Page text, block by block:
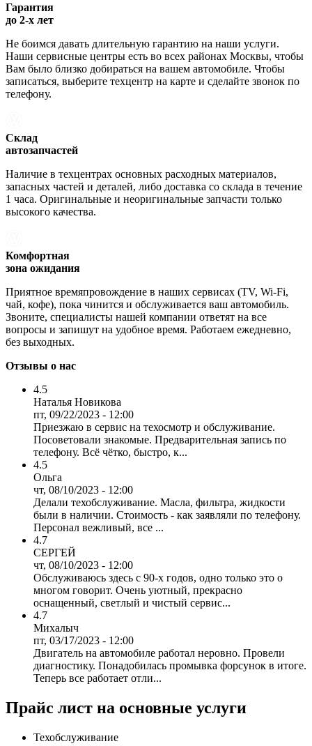
Гарантия
до 2-х лет
Не боимся давать длительную гарантию на наши услуги.
Наши сервисные центры есть во всех районах Москвы, чтобы
Вам было близко добираться на вашем автомобиле. Чтобы
записаться, выберите техцентр на карте и сделайте звонок по
телефону.
Склад
автозапчастей
Наличие в техцентрах основных расходных материалов,
запасных частей и деталей, либо доставка со склада в течение
1 часа. Оригинальные и неоригинальные запчасти только
высокого качества.
Комфортная
зона ожидания
Приятное времяпровождение в наших сервисах (TV, Wi-Fi,
чай, кофе), пока чинится и обслуживается ваш автомобиль.
Звоните, специалисты нашей компании ответят на все
вопросы и запишут на удобное время. Работаем ежедневно,
без выходных.
Отзывы о нас
4.5
Наталья Новикова
пт, 09/22/2023 - 12:00
Приезжаю в сервис на техосмотр и обслуживание.
Посоветовали знакомые. Предварительная запись по
телефону. Всё чётко, быстро, к...
4.5
Ольга
чт, 08/10/2023 - 12:00
Делали техобслуживание. Масла, фильтра, жидкости
были в наличии. Стоимость - как заявляли по телефону.
Персонал вежливый, все ...
4.7
СЕРГЕЙ
чт, 08/10/2023 - 12:00
Обслуживаюсь здесь с 90-х годов, одно только это о
многом говорит. Очень уютный, прекрасно
оснащенный, светлый и чистый сервис...
4.7
Михалыч
пт, 03/17/2023 - 12:00
Двигатель на автомобиле работал неровно. Провели
диагностику. Понадобилась промывка форсунок в итоге.
Теперь все работает отли...
Прайс лист на основные услуги
Техобслуживание